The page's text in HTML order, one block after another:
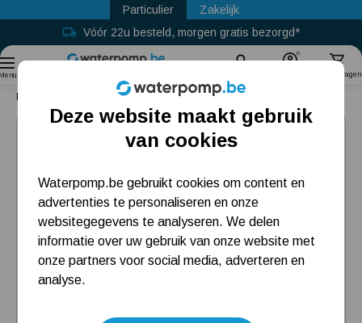
Particulier
Zakelijk
Vóór 22u besteld, morgen gratis bezorgd*
Winkelwagen
Hydrofoorpomp
Beregeningspomp
Dompelpomp
Slangtule 13 mm (1" buitendraad)
Deze website maakt gebruik
van cookies
Waterpomp.be gebruikt cookies om content en
advertenties te personaliseren en onze
websitegegevens te analyseren. We delen
informatie over uw gebruik van onze website met
onze partners voor social media, adverteren en
analyse.